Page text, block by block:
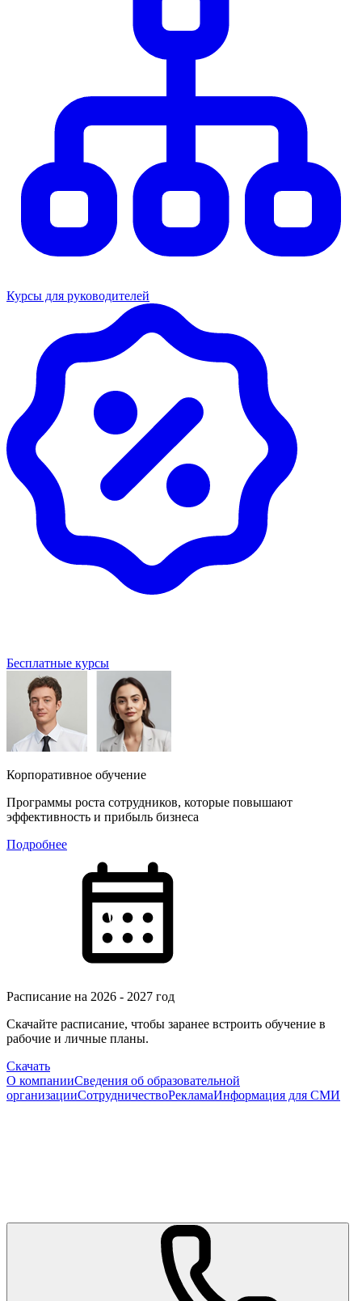
Курсы для руководителей
Бесплатные курсы
Корпоративное обучение
Программы роста сотрудников, которые повышают
эффективность и прибыль бизнеса
Подробнее
Расписание на 2026 - 2027 год
Скачайте расписание, чтобы заранее встроить обучение в
рабочие и личные планы.
Скачать
О компанииСведения об образовательной
организацииСотрудничествоРекламаИнформация для СМИ